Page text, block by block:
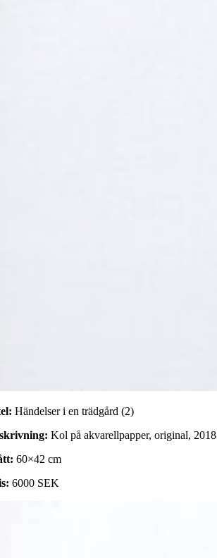
Händelser i en trädgård (2)
Kol på akvarellpapper, original, 2018
60×42 cm
6000 SEK